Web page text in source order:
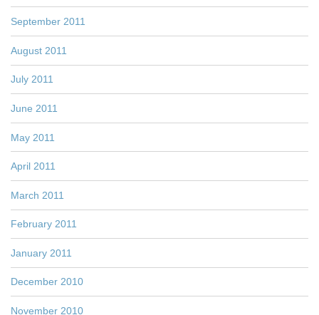
September 2011
August 2011
July 2011
June 2011
May 2011
April 2011
March 2011
February 2011
January 2011
December 2010
November 2010